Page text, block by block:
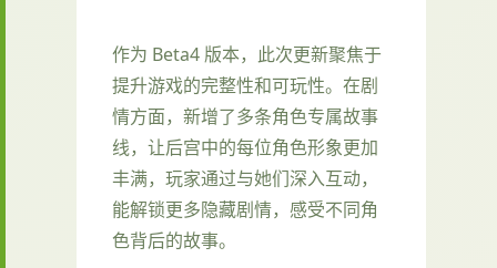
作为 Beta4 版本，此次更新聚焦于
提升游戏的完整性和可玩性。在剧
情方面，新增了多条角色专属故事
线，让后宫中的每位角色形象更加
丰满，玩家通过与她们深入互动，
能解锁更多隐藏剧情，感受不同角
色背后的故事。